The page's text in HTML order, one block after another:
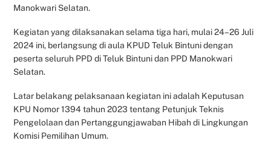
Manokwari Selatan.
Kegiatan yang dilaksanakan selama tiga hari, mulai 24–26 Juli
2024 ini, berlangsung di aula KPUD Teluk Bintuni dengan
peserta seluruh PPD di Teluk Bintuni dan PPD Manokwari
Selatan.
Latar belakang pelaksanaan kegiatan ini adalah Keputusan
KPU Nomor 1394 tahun 2023 tentang Petunjuk Teknis
Pengelolaan dan Pertanggungjawaban Hibah di Lingkungan
Komisi Pemilihan Umum.